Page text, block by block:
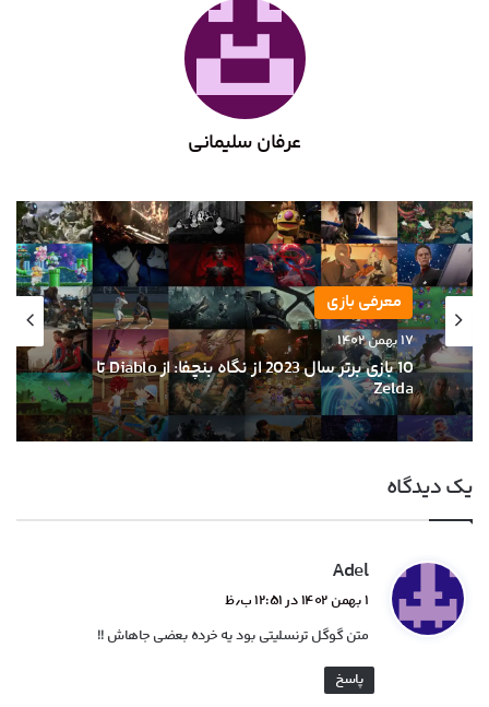
عرفان سلیمانی
معرفی بازی
۱۷ بهمن ۱۴۰۲
Zelda
بازی
۲۶ دی ۱۴۰۲
لیست بازی های ابرقهرمانی در دست ساخت، از
آیرون من تا واندر وومن!
یک دیدگاه
Adel
ف
:
۱ بهمن ۱۴۰۲ در ۱۲:۵۱ ب٫ظ
متن گوگل ترنسلیتی بود یه خرده بعضی جاهاش !!
پاسخ